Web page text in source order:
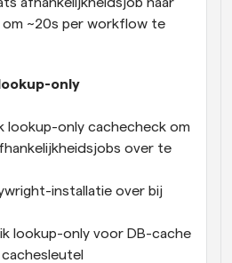
~20s per workflow te
only
lookup-only cachecheck om
over te
installatie over bij
lookup-only voor DB-cache